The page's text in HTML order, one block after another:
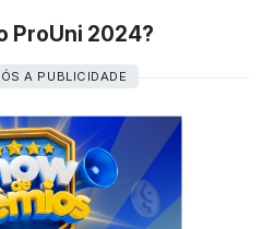
ProUni 2024?
A PUBLICIDADE